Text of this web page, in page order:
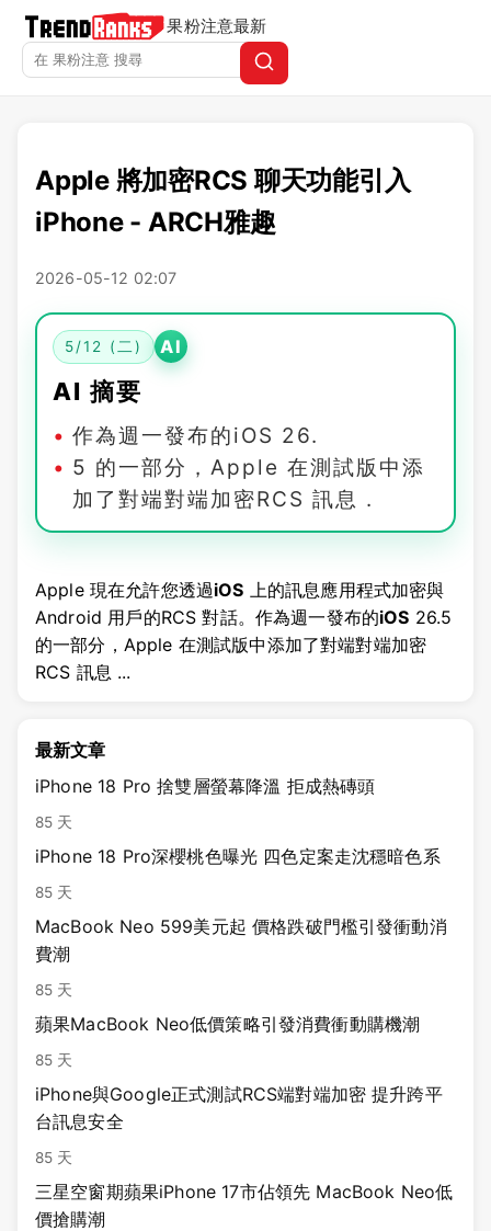
果粉注意最新
Apple 將加密RCS 聊天功能引入
iPhone - ARCH雅趣
2026-05-12 02:07
5/12 (二) AI
AI 摘要
作為週一發布的iOS 26.
5 的一部分，Apple 在測試版中添
加了對端對端加密RCS 訊息 .
Apple 現在允許您透過iOS 上的訊息應用程式加密與
Android 用戶的RCS 對話。作為週一發布的iOS 26.5
的一部分，Apple 在測試版中添加了對端對端加密
RCS 訊息 ...
最新文章
iPhone 18 Pro 捨雙層螢幕降溫 拒成熱磚頭
85 天
iPhone 18 Pro深櫻桃色曝光 四色定案走沈穩暗色系
85 天
MacBook Neo 599美元起 價格跌破門檻引發衝動消
費潮
85 天
蘋果MacBook Neo低價策略引發消費衝動購機潮
85 天
iPhone與Google正式測試RCS端對端加密 提升跨平
台訊息安全
85 天
三星空窗期蘋果iPhone 17市佔領先 MacBook Neo低
價搶購潮